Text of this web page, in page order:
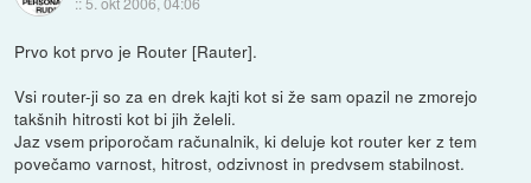
Prvo kot prvo je Router [Rauter].
Vsi router-ji so za en drek kajti kot si že sam opazil ne zmorejo
takšnih hitrosti kot bi jih želeli.
Jaz vsem priporočam računalnik, ki deluje kot router ker z tem
povečamo varnost, hitrost, odzivnost in predvsem stabilnost.